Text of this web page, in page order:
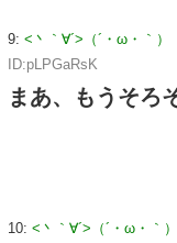
9: <丶｀∀´>（´・ω・｀
ID:pLPGaRsK
まあ、もうそろ
10: <丶｀∀´>（´・ω・｀